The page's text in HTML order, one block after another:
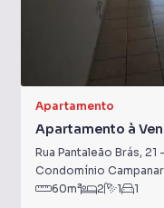
Apartamento
Apartamento à
Rua Pantaleão Brás, 21 -
Condomínio
60m² 2 1 1